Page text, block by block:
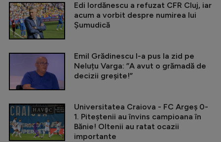
Edi Iordănescu a refuzat CFR Cluj, iar
acum a vorbit despre numirea lui
Șumudică
Emil Grădinescu l-a pus la zid pe
Neluțu Varga: ”A avut o grămadă de
decizii greșite!”
Universitatea Craiova - FC Argeș 0-
1. Piteștenii au învins campioana în
Bănie! Oltenii au ratat ocazii
importante